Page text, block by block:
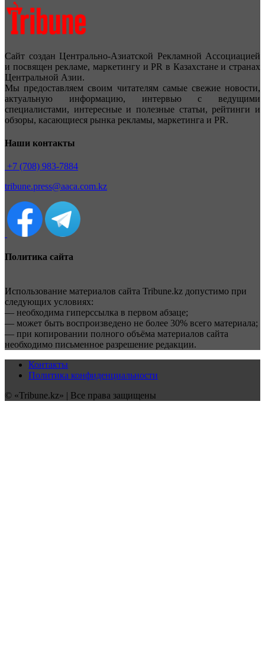
Сайт создан Центрально-Азиатской Рекламной Ассоциацией
и посвящен рекламе, маркетингу и PR в Казахстане и странах
Центральной Азии.
Мы предоставляем своим читателям самые свежие новости,
актуальную информацию, интервью с ведущими
специалистами, интересные и полезные статьи, рейтинги и
обзоры, касающиеся рынка рекламы, маркетинга и PR.
Наши контакты
+7 (708) 983-7884
tribune.press@aaca.com.kz
Политика сайта
Использование материалов сайта Tribune.kz допустимо при
следующих условиях:
— необходима гиперссылка в первом абзаце;
— может быть воспроизведено не более 30% всего материала;
— при копировании полного объёма материалов сайта
необходимо письменное разрешение редакции.
Контакты
Политика конфиденциальности
© «Tribune.kz» | Все права защищены